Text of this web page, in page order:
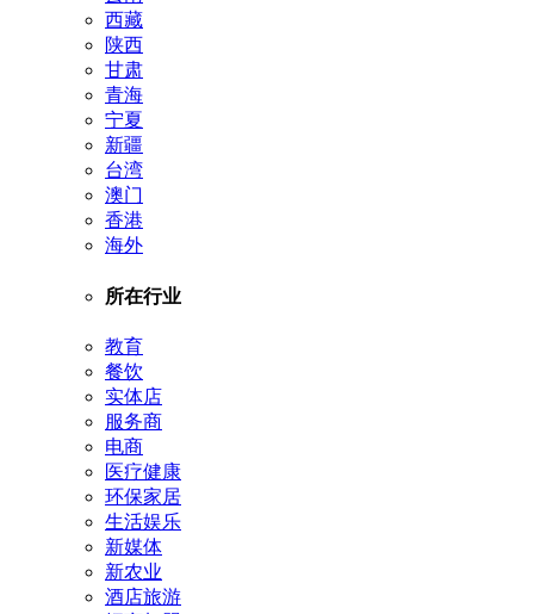
西藏
陕西
甘肃
青海
宁夏
新疆
台湾
澳门
香港
海外
所在行业
教育
餐饮
实体店
服务商
电商
医疗健康
环保家居
生活娱乐
新媒体
新农业
酒店旅游